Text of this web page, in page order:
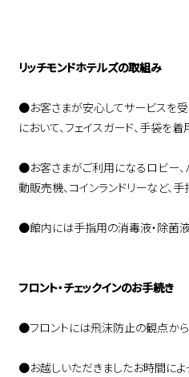
リッチモンドホテルズの取組み
●お客さまが安心してサービスを受
において、フェイスガード、手袋を
●お客さまがご利用になるロビー、
動販売機、コインランドリーなど、
●館内には手指用の消毒液・除菌液
フロント・チェックインのお手続き
●フロントには飛沫防止の観点から
●お越しいただきましたお時間によ